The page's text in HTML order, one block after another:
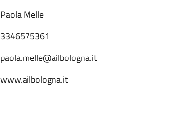
Paola Melle
3346575361
paola.melle@ailbologna.it
www.ailbologna.it